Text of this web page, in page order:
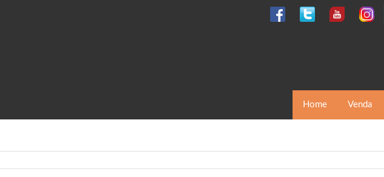
Home Venda